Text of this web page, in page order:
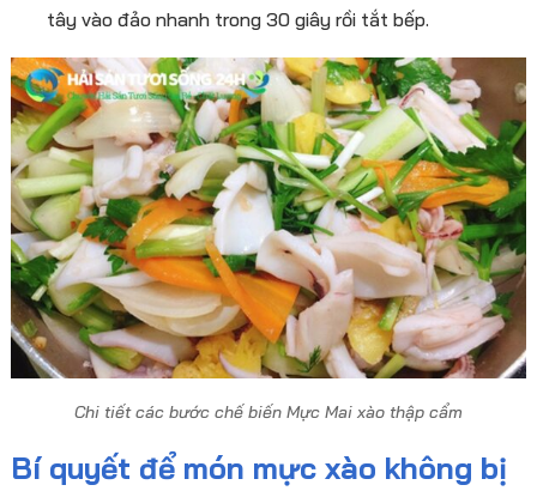
tây vào đảo nhanh trong 30 giây rồi tắt bếp.
Chi tiết các bước chế biến Mực Mai xào thập cẩm
Bí quyết để món mực xào không bị